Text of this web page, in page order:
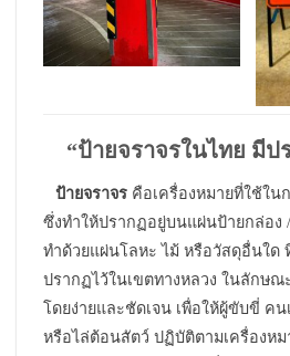
“ป้ายจราจรในไทย มีป
ป้ายจราจร คือเครื่องหมายที่ใช้ใน
ซึ่งทำให้ปรากฏอยู่บนแผ่นป้ายกล่อง
ทำด้วยแผ่นโลหะ ไม้ หรือวัสดุอื่นใด
ปรากฏไว้ในเขตทางหลวง ในลักษณ
โดยง่ายและชัดเจน เพื่อให้ผู้ขับขี่ ค
หรือไล่ต้อนสัตว์ ปฏิบัติตามเครื่องห